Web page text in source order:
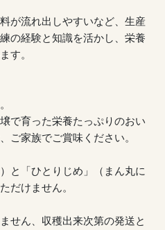
が流れ出しやすいなど、生産
の経験と知識を活かし、栄養
す。
で育った栄養たっぷりのおい
ご家族でご賞味ください。
と「ひとりじめ」（まん丸に
だけません。
せん、収穫出来次第の発送と